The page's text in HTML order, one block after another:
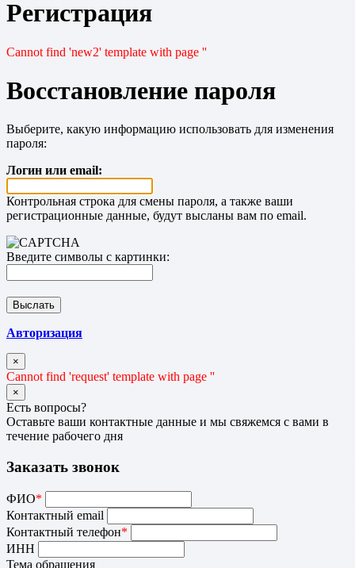
Регистрация
Cannot find 'new2' template with page ''
Восстановление пароля
Выберите, какую информацию использовать для изменения
пароля:
Логин или email:
Контрольная строка для смены пароля, а также ваши
регистрационные данные, будут высланы вам по email.
Введите символы с картинки:
Авторизация
×
Cannot find 'request' template with page ''
×
Есть вопросы?
Оставьте ваши контактные данные и мы свяжемся с вами в
течение рабочего дня
Заказать звонок
ФИО*
Контактный email
Контактный телефон*
ИНН
Тема обращения